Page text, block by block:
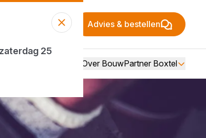
Advies & bestellen
Over BouwPartner Boxtel
25